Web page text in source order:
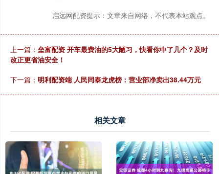
启远网配资提示：文章来自网络，不代表本站观点。
上一篇： 垒富配资 开车最费油的5大陋习，快看你中了几个？及时
改正更省油安全！
下一篇： 明利配资端 人民同泰龙虎榜：营业部净卖出38.44万元
相关文章